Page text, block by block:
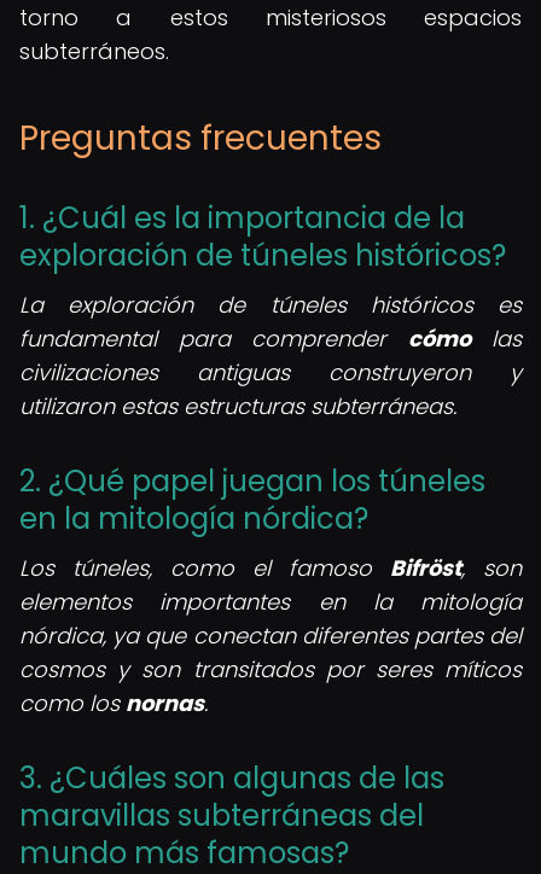
torno a estos misteriosos espacios
subterráneos.
Preguntas frecuentes
1. ¿Cuál es la importancia de la
exploración de túneles históricos?
La exploración de túneles históricos es
fundamental para comprender cómolas
civilizaciones antiguas construyeron y
utilizaron estas estructuras subterráneas.
2. ¿Qué papel juegan los túneles
en la mitología nórdica?
Los túneles, como el famoso Bifröst, son
elementos importantes en la mitología
nórdica, ya que conectan diferentes partes del
cosmos y son transitados por seres míticos
como los nornas.
3. ¿Cuáles son algunas de las
maravillas subterráneas del
mundo más famosas?